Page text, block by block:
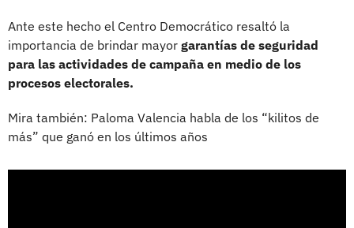
Ante este hecho el Centro Democrático resaltó la
importancia de brindar mayor garantías de seguridad
para las actividades de campaña en medio de los
procesos electorales.
Mira también: Paloma Valencia habla de los “kilitos de
más” que ganó en los últimos años